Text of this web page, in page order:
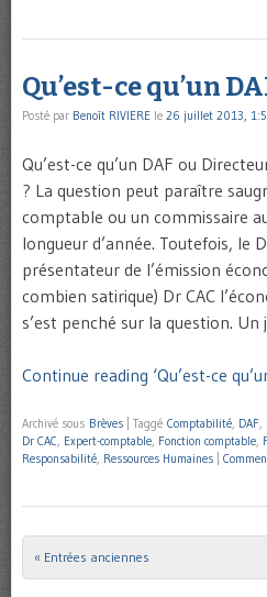
Qu’est-ce qu’un
Posté par Benoît RIVIERE le 26 juillet 2013,
Qu’est-ce qu’un DAF ou
? La question peut paraître
comptable ou un commissaire
longueur d’année. Toutefois, le
présentateur de l’émission
combien satirique) Dr CAC
s’est penché sur la question.
Continue reading ‘Qu’est-ce
Archivé sous Brèves Taggé Comptabilité, DAF,
Dr CAC, Expert-comptable, Fonction comptable,
Responsabilité, Ressources Humaines
Post navigation
« Entrées anciennes